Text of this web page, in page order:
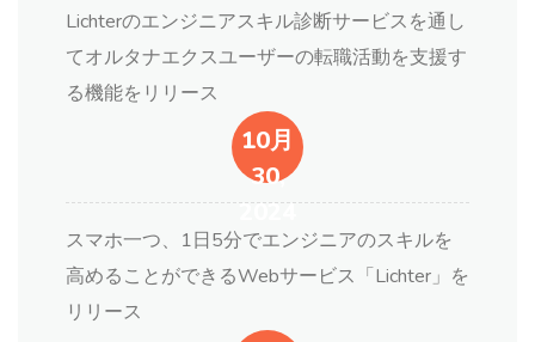
Lichterのエンジニアスキル診断サービスを通し
てオルタナエクスユーザーの転職活動を支援す
る機能をリリース
10月
30,
2024
スマホ一つ、1日5分でエンジニアのスキルを
高めることができるWebサービス「Lichter」を
リリース